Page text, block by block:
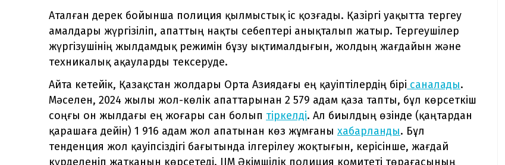
Аталған дерек бойынша полиция қылмыстық іс қозғады. Қазіргі уақытта тергеу
амалдары жүргізіліп, апаттың нақты себептері анықталып жатыр. Тергеушілер
жүргізушінің жылдамдық режимін бұзу ықтималдығын, жолдың жағдайын және
техникалық ақауларды тексеруде.
Айта кетейік, Қазақстан жолдары Орта Азиядағы ең қауіптілердің бірі саналады.
Мәселен, 2024 жылы жол-көлік апаттарынан 2 579 адам қаза тапты, бұл көрсеткіш
соңғы он жылдағы ең жоғары сан болып тіркелді. Ал биылдың өзінде (қаңтардан
қарашаға дейін) 1 916 адам жол апатынан көз жұмғаны хабарланды. Бұл
тенденция жол қауіпсіздігі бағытында ілгерілеу жоқтығын, керісінше, жағдай
күрделеніп жатқанын көрсетеді. ІІМ Әкімшілік полиция комитеті төрағасының